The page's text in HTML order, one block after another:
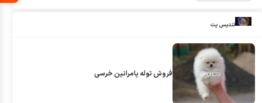
تندیس پت
فروش توله پامرانین خرسی